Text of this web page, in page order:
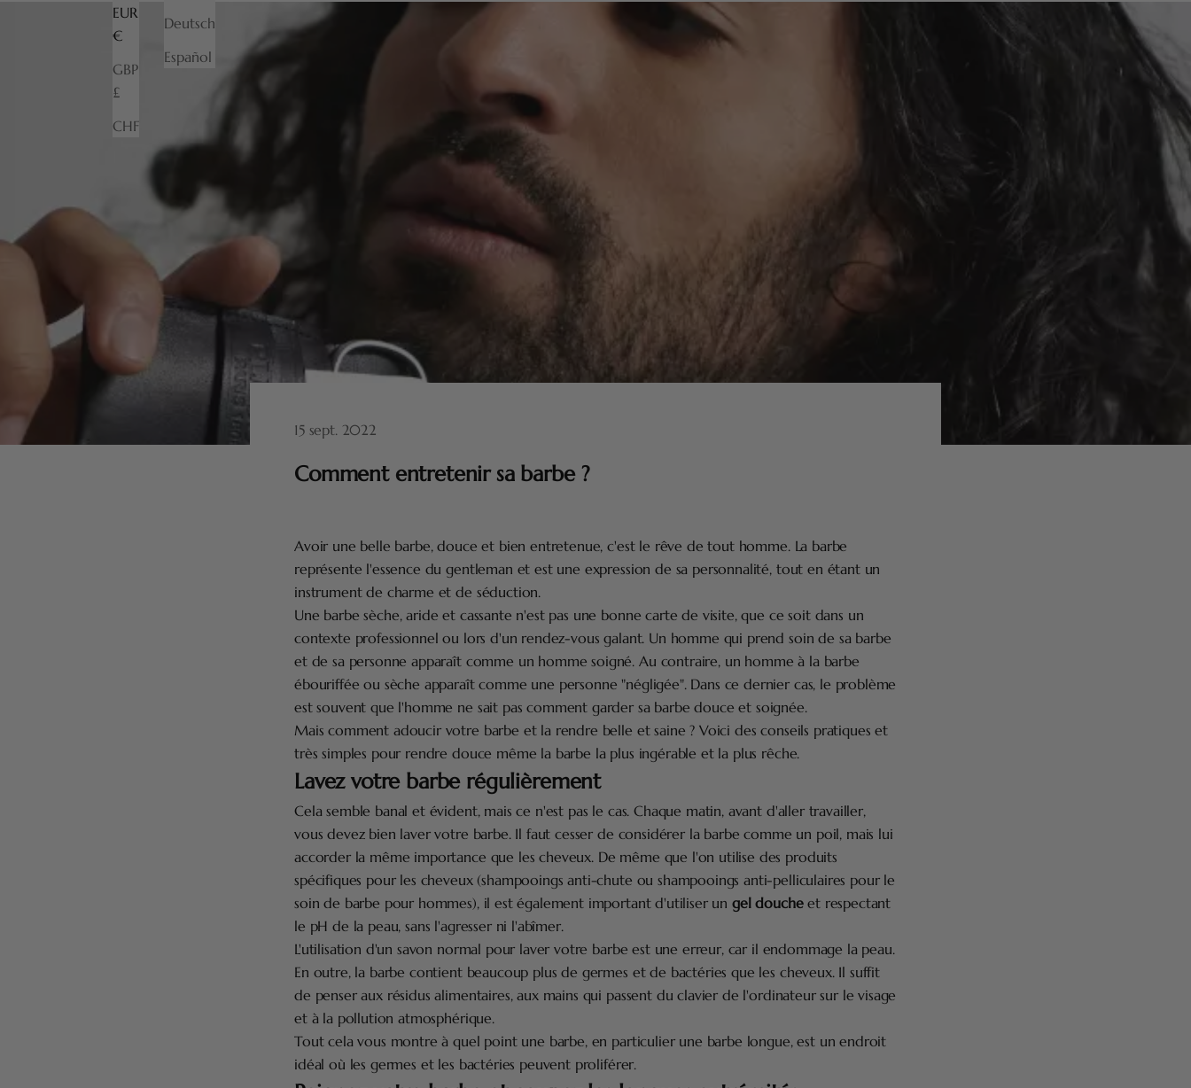
EUR
€
GBP
£
CHF
Deutsch
Español
15 sept. 2022
Comment entretenir sa barbe ?
Avoir une belle barbe, douce et bien entretenue, c'est le rêve de tout homme. La barbe
représente l'essence du gentleman et est une expression de sa personnalité, tout en étant un
instrument de charme et de séduction.
Une barbe sèche, aride et cassante n'est pas une bonne carte de visite, que ce soit dans un
contexte professionnel ou lors d'un rendez-vous galant. Un homme qui prend soin de sa barbe
et de sa personne apparaît comme un homme soigné. Au contraire, un homme à la barbe
ébouriffée ou sèche apparaît comme une personne "négligée". Dans ce dernier cas, le problème
est souvent que l'homme ne sait pas comment garder sa barbe douce et soignée.
Mais comment adoucir votre barbe et la rendre belle et saine ? Voici des conseils pratiques et
très simples pour rendre douce même la barbe la plus ingérable et la plus rêche.
Lavez votre barbe régulièrement
Cela semble banal et évident, mais ce n'est pas le cas. Chaque matin, avant d'aller travailler,
vous devez bien laver votre barbe. Il faut cesser de considérer la barbe comme un poil, mais lui
accorder la même importance que les cheveux. De même que l'on utilise des produits
spécifiques pour les cheveux (shampooings anti-chute ou shampooings anti-pelliculaires pour le
soin de barbe pour hommes), il est également important d'utiliser un gel doucheet respectant
le pH de la peau, sans l'agresser ni l'abîmer.
L'utilisation d'un savon normal pour laver votre barbe est une erreur, car il endommage la peau.
En outre, la barbe contient beaucoup plus de germes et de bactéries que les cheveux. Il suffit
de penser aux résidus alimentaires, aux mains qui passent du clavier de l'ordinateur sur le visage
et à la pollution atmosphérique.
Tout cela vous montre à quel point une barbe, en particulier une barbe longue, est un endroit
idéal où les germes et les bactéries peuvent proliférer.